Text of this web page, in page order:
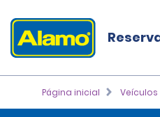
Página inicial Veículos